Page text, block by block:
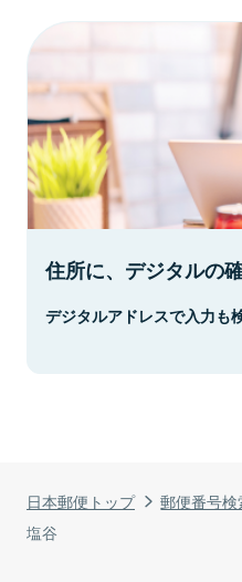
日本郵便トップ 郵便番号検
塩谷
住所に、デジタルの
デジタルアドレスで入力も